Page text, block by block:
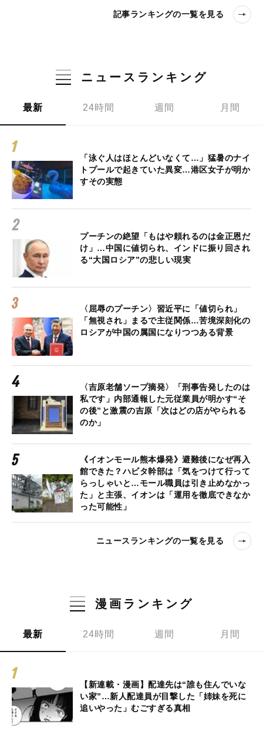
記事ランキングの一覧を見る
ニュースランキング
最新 24時間 週間 月間
「泳ぐ人はほとんどいなくて…」猛暑のナイ
トプールで起きていた異変…港区女子が明か
すその実態
プーチンの絶望「もはや頼れるのは金正恩だ
け」…中国に値切られ、インドに振り回され
る“大国ロシア”の悲しい現実
〈屈辱のプーチン〉習近平に「値切られ」
「無視され」まるで主従関係…苦境深刻化の
ロシアが中国の属国になりつつある背景
〈吉原老舗ソープ摘発〉「刑事告発したのは
私です」内部通報した元従業員が明かす“そ
の後”と激震の吉原「次はどの店がやられる
のか」
《イオンモール熊本爆発》避難後になぜ再入
館できた？ハビタ幹部は「気をつけて行って
らっしゃいと…モール職員は引き止めなかっ
た」と主張、イオンは「運用を徹底できなか
った可能性」
ニュースランキングの一覧を見る
漫画ランキング
最新 24時間 週間 月間
【新連載・漫画】配達先は“誰も住んでいな
い家”…新人配達員が目撃した「姉妹を死に
追いやった」むごすぎる真相